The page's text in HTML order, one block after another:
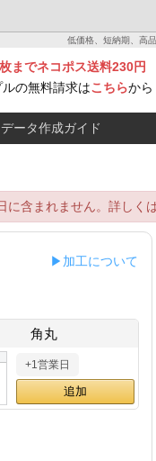
低価格、短納期、高
までネコポス送料230円
の無料請求はこちらから
データ作成ガイド
含まれません。詳しく
▶加工について
角丸
+1営業日